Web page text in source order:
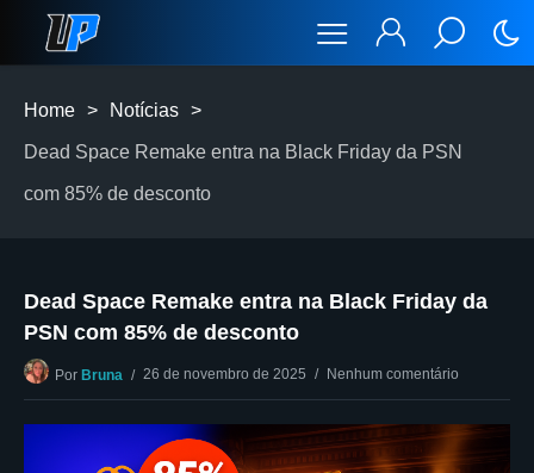
Home > Notícias >
Dead Space Remake entra na Black Friday da PSN
com 85% de desconto
Dead Space Remake entra na Black Friday da
PSN com 85% de desconto
Por Bruna 26 de novembro de 2025 Nenhum comentário